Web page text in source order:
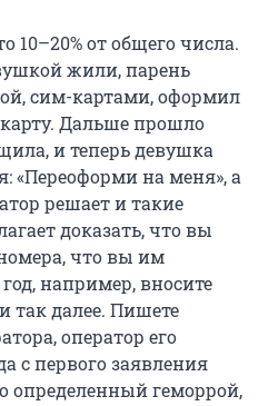
10–20% от общего числа.
жили, парень
сим-картами, оформил
Дальше прошло
и теперь девушка
«Переоформи на меня», а
решает и такие
доказать, что вы
что вы им
например, вносите
так далее. Пишете
оператор его
с первого заявления
определенный геморрой,